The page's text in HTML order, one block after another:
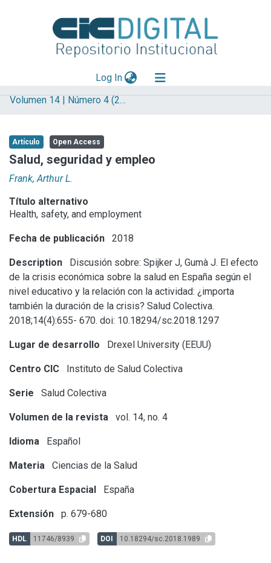
Log In(current)
Explorar
Aportar material
Statistics
Volumen 14 | Número 4 (2018) | Trabajo
Artículo Open Access
Salud, seguridad y empleo
Frank, Arthur L.
Título alternativo
Health, safety, and employment
Fecha de publicación 2018
Description
Discusión sobre: Spijker J, Gumà J. El efecto
de la crisis económica sobre la salud en España según el
nivel educativo y la relación con la actividad: ¿importa
también la duración de la crisis? Salud Colectiva.
2018;14(4):655- 670. doi: 10.18294/sc.2018.1297
Lugar de desarrollo Drexel University (EEUU)
Centro CIC Instituto de Salud Colectiva
Serie Salud Colectiva
Volumen de la revista vol. 14, no. 4
Idioma Español
Materia Ciencias de la Salud
Cobertura Espacial España
Extensión p. 679-680
HDL 11746/8939 DOI 10.18294/sc.2018.1989